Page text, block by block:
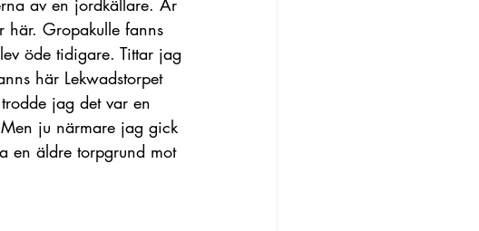
av en jordkällare. År
här. Gropakulle fanns
öde tidigare. Tittar jag
här Lekwadstorpet
jag det var en
ju närmare jag gick
en äldre torpgrund mot